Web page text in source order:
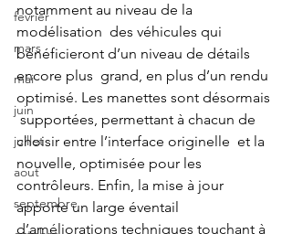
fevrier
mars
mai
juin
juillet
aout
septembre
notamment au niveau de la
modélisation  des véhicules qui
bénéficieront d’un niveau de détails
encore plus  grand, en plus d’un rendu
optimisé. Les manettes sont désormais
supportées, permettant à chacun de
choisir entre l’interface originelle  et la
nouvelle, optimisée pour les
contrôleurs. Enfin, la mise à jour
apporte un large éventail
d’améliorations techniques touchant à